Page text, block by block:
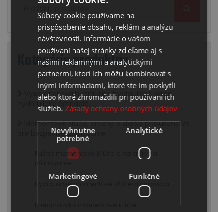
Kategórie produktov
Vysokotlaková hydraulika, hydraulické valce,
hydraulické čerpadlá...
Momentové kľúče, orechy a ďalšie príslušenstvo
pre bezpečné uťahovanie
Ručné momentové kľúče a náradie na
Hydraulické momentové kľúče a čerpadlá
Pneumatické momentové kľúče
Súbory cookie používame na
prispôsobenie obsahu, reklám a analýzu
návštevnosti. Informácie o vašom
používaní našej stránky zdieľame aj s
našimi reklamnými a analytickými
partnermi, ktorí ich môžu kombinovať s
inými informáciami, ktoré ste im poskytli
alebo ktoré zhromaždili pri používaní ich
služieb. Zásady ochrany osobných údajov
Nevyhnutne
potrebné
Analytické
Marketingové Funkčné